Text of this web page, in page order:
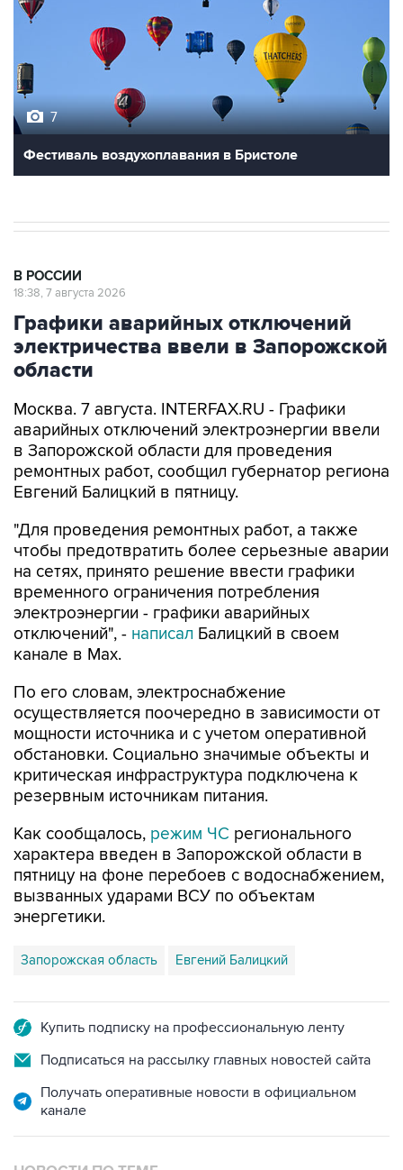
7
Фестиваль воздухоплавания в Бристоле
В РОССИИ
18:38, 7 августа 2026
Графики аварийных отключений
электричества ввели в Запорожской
области
Москва. 7 августа. INTERFAX.RU - Графики
аварийных отключений электроэнергии ввели
в Запорожской области для проведения
ремонтных работ, сообщил губернатор региона
Евгений Балицкий в пятницу.
"Для проведения ремонтных работ, а также
чтобы предотвратить более серьезные аварии
на сетях, принято решение ввести графики
временного ограничения потребления
электроэнергии - графики аварийных
отключений", - написал Балицкий в своем
канале в Max.
По его словам, электроснабжение
осуществляется поочередно в зависимости от
мощности источника и с учетом оперативной
обстановки. Социально значимые объекты и
критическая инфраструктура подключена к
резервным источникам питания.
Как сообщалось, режим ЧС регионального
характера введен в Запорожской области в
пятницу на фоне перебоев с водоснабжением,
вызванных ударами ВСУ по объектам
энергетики.
Запорожская область Евгений Балицкий
Купить подписку на профессиональную ленту
Подписаться на рассылку главных новостей сайта
Получать оперативные новости в официальном
канале